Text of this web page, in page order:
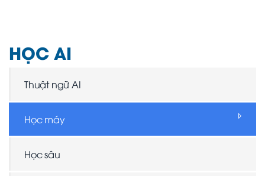
HỌC AI
Thuật ngữ AI
Học máy
Học sâu